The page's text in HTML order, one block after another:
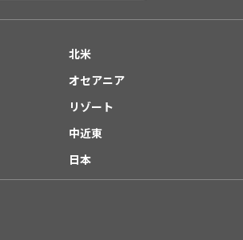
北米
オセアニア
リゾート
中近東
日本